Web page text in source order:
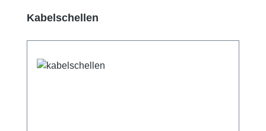
Produktgalerie überspringen
Kabelschellen